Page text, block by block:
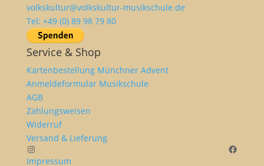
volkskultur@volkskultur-musikschule.de
Tel: +49 (0) 89 98 79 80
Service & Shop
Kartenbestellung Münchner Advent
Anmeldeformular Musikschule
AGB
Zahlungsweisen
Widerruf
Versand & Lieferung
Instagram
Impressum